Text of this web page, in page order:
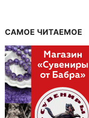
САМОЕ ЧИТАЕМОЕ